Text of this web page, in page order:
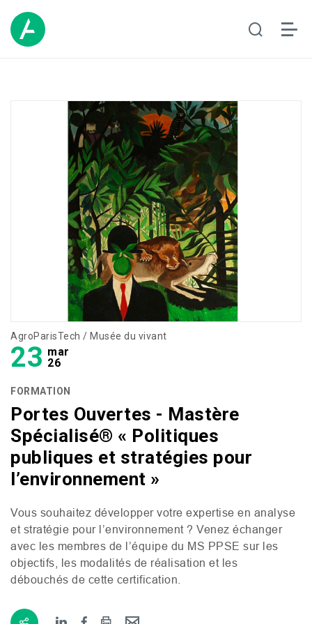
AgroParisTech / Musée du vivant
23 mar
26
FORMATION
Portes Ouvertes - Mastère
Spécialisé® « Politiques
publiques et stratégies pour
l’environnement »
Vous souhaitez développer votre expertise en analyse
et stratégie pour l’environnement ? Venez échanger
avec les membres de l’équipe du MS PPSE sur les
objectifs, les modalités de réalisation et les
débouchés de cette certification.